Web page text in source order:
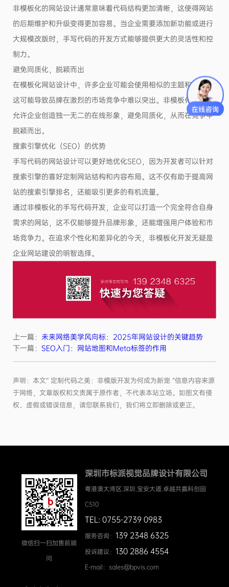
非模板化的网站设计通常意味着代码结构更加清晰，这使得网站
的后期维护和升级变得更加容易。当企业需要添加新功能或进行
大规模改版时，手写代码的开发方式能够提供更大的灵活性和控
制力。
避免同质化，脱颖而出
在模板化网站设计中，许多企业可能会使用相似的主题和布局，
这可能导致品牌在激烈的市场竞争中难以突出。非模板化开发则
允许企业创造独一无二的在线形象，避免同质化，从而在竞争中
脱颖而出。
搜索引擎优化（SEO）的优势
手写代码的网站设计可以更好地优化SEO，因为开发者可以针对
搜索引擎的喜好定制网站结构和内容布局。这不仅有助于提高网
站的搜索引擎排名，还能吸引更多的有机流量。
通过非模板化的手写代码开发，企业可以打造一个完全符合自身
需求的网站，这不仅能够提升品牌形象，还能增强用户体验和市
场竞争力。在追求个性化和差异化的今天，非模板化开发无疑是
企业网站建设的明智选择。
上一篇： 未来网络美学风向标：2025年网站设计的关键趋势
下一篇： SEO入门：网站地图和Meta标签的作用
声明：本文“ 定制代码之美：非模版开发为何成为新宠 ”信息内容来源
于网络，文章版权和文责属于原作者，不代表本站立场。如图文有侵
权、虚假或错误信息，请您联系我们，我们将立即删除或更正。
微信扫一扫加售前顾
问
深圳市标派视觉品牌设计有限公司
粤港澳大湾区.深圳.宝安大道.卓越共赢科创园
C510
TEL: 0755-2739 0983
服务咨询： 139 2348 6325
投诉建议： 130 2886 4554
E-mail：sales@bpvis.com